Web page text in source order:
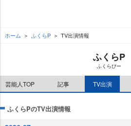
ホーム ふくらP TV出演情報
ふくらP
ふくらぴー
芸能人TOP 記事 TV出演
ふくらPのTV出演情報